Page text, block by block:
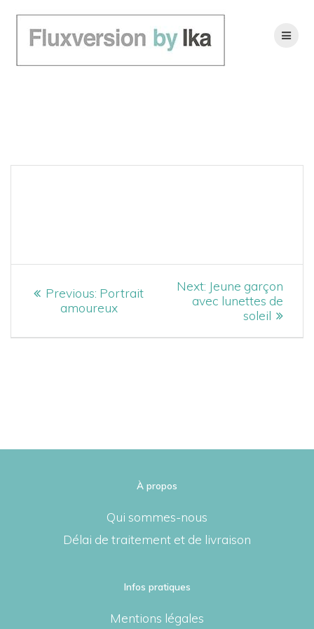
content
L’ARTICLE
Previous: Previous
post:
Portrait
amoureux
Next: Next
post:
Jeune garçon
avec lunettes de
soleil
À propos
Qui sommes-nous
Délai de traitement et de livraison
Infos pratiques
Mentions légales